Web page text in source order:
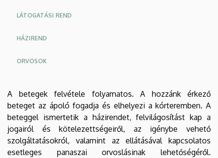
LÁTOGATÁSI REND
HÁZIREND
ORVOSOK
KEK
Angol
KEK
Német
A betegek felvétele folyamatos. A hozzánk érkező
beteget az ápoló fogadja és elhelyezi a kórteremben. A
beteggel ismertetik a házirendet, felvilágosítást kap a
jogairól és kötelezettségeiről, az igénybe vehető
szolgáltatásokról, valamint az ellátásával kapcsolatos
esetleges panaszai orvoslásinak lehetőségéről.